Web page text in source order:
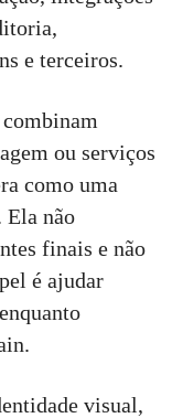
e terceiros.
ou serviços
como uma
Ela não
finais e não
é ajudar
visual,